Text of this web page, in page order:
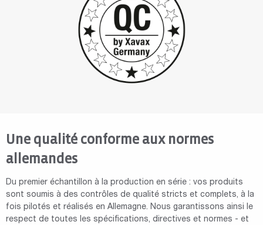
Une qualité conforme aux normes
allemandes
Du premier échantillon à la production en série : vos produits
sont soumis à des contrôles de qualité stricts et complets, à la
fois pilotés et réalisés en Allemagne. Nous garantissons ainsi le
respect de toutes les spécifications, directives et normes - et